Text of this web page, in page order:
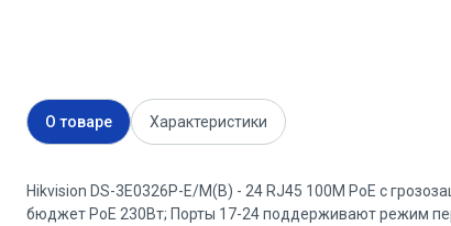
О товаре Характеристики
Hikvision DS-3E0326P-E/M(B) - 24 RJ45 100M PoE с
бюджет PoE 230Вт; Порты 17-24 поддерживают режим